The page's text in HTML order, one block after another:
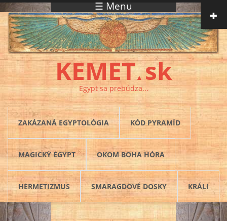
Skočiť na hlavný obsah ☰ Menu
KEMET▲ sk
Egypt sa prebúdza...
ZAKÁZANÁ EGYPTOLÓGIA KÓD PYRAMÍD
MAGICKÝ EGYPT OKOM BOHA HÓRA
HERMETIZMUS SMARAGDOVÉ DOSKY KRÁLI